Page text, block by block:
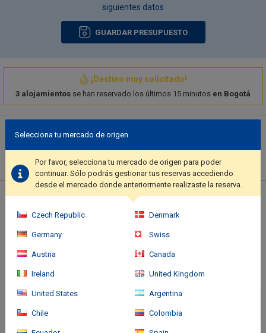
siguientes datos
GUARDAR PRESUPUESTO
¡Destino muy solicitado!
3 alojamientos se han reservado los últimos 15 minutos en Bogotá
wireless internet access, concierge services, and a banquet hall..
Featured amenities include complimentary wired internet
access, dry cleaning/laundry services, and a 24-hour front desk.
A roundtrip airport shuttle is available for a surcharge..
Ubicación del hotel
Selecciona tu mercado de origen
Por favor, selecciona tu mercado de origen para poder
continuar. Sólo podrás gestionar tus reservas accediendo
desde el mercado donde anteriormente realizaste la reserva.
Czech Republic Denmark
Germany Swiss
Austria Canada
Ireland United Kingdom
United States Argentina
Chile Colombia